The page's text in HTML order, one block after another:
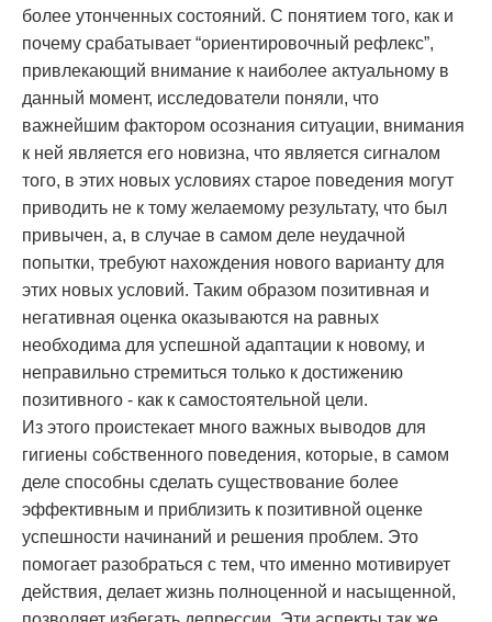
более утонченных состояний. С понятием того, как и
почему срабатывает “ориентировочный рефлекс”,
привлекающий внимание к наиболее актуальному в
данный момент, исследователи поняли, что
важнейшим фактором осознания ситуации, внимания
к ней является его новизна, что является сигналом
того, в этих новых условиях старое поведения могут
приводить не к тому желаемому результату, что был
привычен, а, в случае в самом деле неудачной
попытки, требуют нахождения нового варианту для
этих новых условий. Таким образом позитивная и
негативная оценка оказываются на равных
необходима для успешной адаптации к новому, и
неправильно стремиться только к достижению
позитивного - как к самостоятельной цели.
Из этого проистекает много важных выводов для
гигиены собственного поведения, которые, в самом
деле способны сделать существование более
эффективным и приблизить к позитивной оценке
успешности начинаний и решения проблем. Это
помогает разобраться с тем, что именно мотивирует
действия, делает жизнь полноценной и насыщенной,